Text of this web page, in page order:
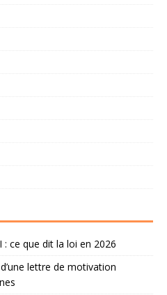
: ce que dit la loi en 2026
lettre de motivation